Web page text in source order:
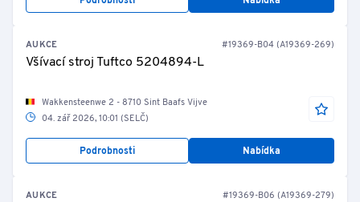
AUKCE #19369-B04 (A19369-269)
Všívací stroj Tuftco 5204894-L
Wakkensteenwe 2 - 8710 Sint Baafs Vijve
04. zář 2026, 10:01 (SELČ)
Podrobnosti Nabídka
AUKCE #19369-B06 (A19369-279)